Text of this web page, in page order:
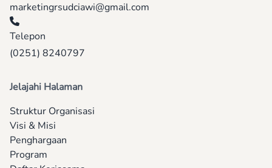
marketingrsudciawi@gmail.com
Telepon
(0251) 8240797
Jelajahi Halaman
Struktur Organisasi
Visi & Misi
Penghargaan
Program